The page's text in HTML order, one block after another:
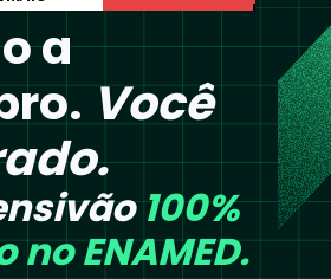
a
Você
100%
noENAMED.